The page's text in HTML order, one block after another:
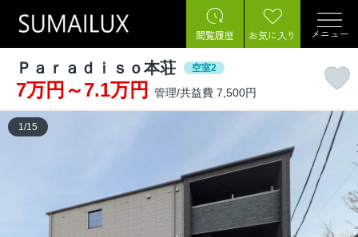
閲覧履歴 お気に入り メニュー
Ｐａｒａｄｉｓｏ本荘 空室2
7万円～7.1万円 管理/共益費 7,500円
1 /15